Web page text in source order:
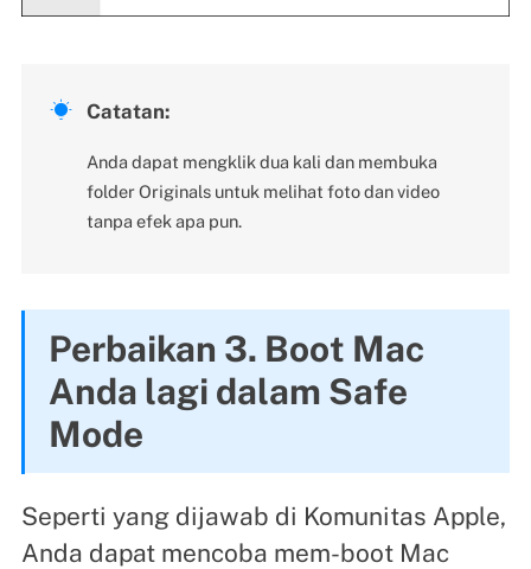
 Catatan:
Anda dapat mengklik dua kali dan membuka
folder Originals untuk melihat foto dan video
tanpa efek apa pun.
Perbaikan 3. Boot Mac
Anda lagi dalam Safe
Mode
Seperti yang dijawab di Komunitas Apple,
Anda dapat mencoba mem-boot Mac